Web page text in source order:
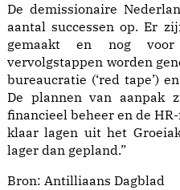
De demissionaire
aantal successen op. Er
gemaakt en nog
vervolgstappen worden
bureaucratie (‘red tape’)
De plannen van aanpak
financieel beheer en de
klaar lagen uit het
lager dan gepland.”
Bron: Antilliaans Dagblad